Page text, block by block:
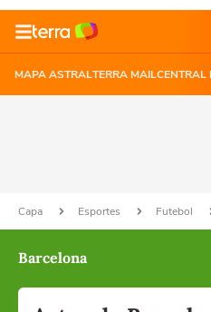
MAPA ASTRALTERRA MAILCENTRAL
Capa Esportes Futebol
Barcelona